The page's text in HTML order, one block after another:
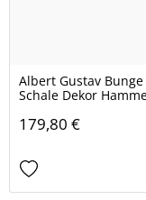
Albert Gustav
Schale Dekor
179,80 €